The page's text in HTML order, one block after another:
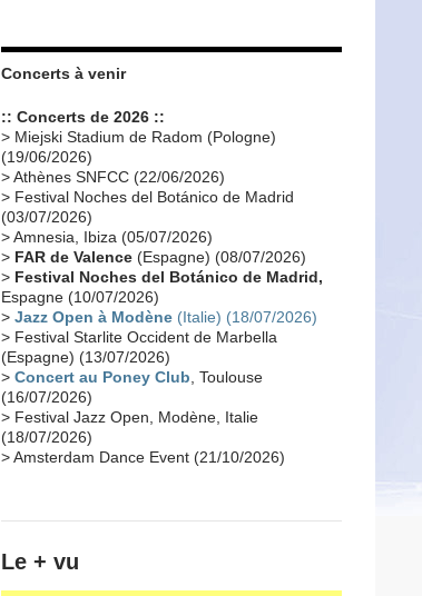
Promo 2019
Emissions 2010 Disques rares(20)
Synthé 70's(20)
Claviériste (19) Groupe de Recherche Musicale
(18)
Critique(17) Coffret(17) Chronologie(16)
Passages radio(16)
Synthé 80's(16) Les concerts en Chine(16)
Cinéma(16) Houston(15)
Belgique
Récompense(14) Collaborations 70's(14)
Astronomie (14) France Inter(14)
Concerts à venir
:: Concerts de 2026 ::
> Miejski Stadium de Radom (Pologne)
(19/06/2026)
> Athènes SNFCC (22/06/2026)
> Festival Noches del Botánico de Madrid
(03/07/2026)
> Amnesia, Ibiza (05/07/2026)
> FAR de Valence (Espagne) (08/07/2026)
> Festival Noches del Botánico de Madrid,
Espagne (10/07/2026)
> Jazz Open à Modène (Italie) (18/07/2026)
> Festival Starlite Occident de Marbella
(Espagne) (13/07/2026)
> Concert au Poney Club , Toulouse
(16/07/2026)
> Festival Jazz Open, Modène, Italie
(18/07/2026)
> Amsterdam Dance Event (21/10/2026)
Le + vu